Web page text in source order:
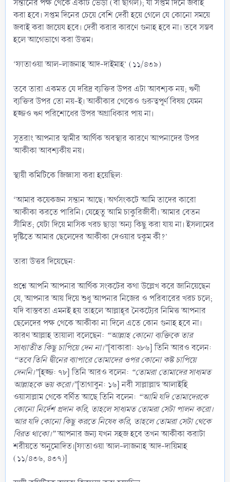
সন্তানের পক্ষ থেকে একটি ভেড়া (বা ছাগল); যা সপ্তম দিনে জবাই
করা হবে। সপ্তম দিনের চেয়ে বেশি দেরী হয়ে গেলে যে কোনো সময়ে
জবাই করা জায়েয হবে। দেরী করার কারণে গুনাহ হবে না। তবে সম্ভব
হলে আগেভাগে করা উত্তম।
‘ফাতাওয়া আল-লাজনাহ আদ-দাইমাহ’ (১১/৪৩৯)
তবে তারা একমত যে দরিদ্র ব্যক্তির উপর এটা আবশ্যক নয়; ঋণী
ব্যক্তির উপর তো নয়-ই। আকীকার থেকেও গুরুত্বপূর্ণ বিষয় যেমন
হজ্জও ঋণ পরিশোধের উপর অগ্রাধিকার পায় না।
সুতরাং আপনার স্বামীর আর্থিক অবস্থার কারণে আপনাদের উপর
আকীকা আবশ্যকীয় নয়।
স্থায়ী কমিটিকে জিজ্ঞাসা করা হয়েছিল:
‘আমার কয়েকজন সন্তান আছে। অর্থসংকটে আমি তাদের কারো
আকীকা করতে পারিনি। যেহেতু আমি চাকুরিজীবী। আমার বেতন
সীমিত; যেটা দিয়ে মাসিক খরচ ছাড়া অন্য কিছু করা যায় না। ইসলামের
দৃষ্টিতে আমার ছেলেদের আকীকা দেওয়ার হুকুম কী?’
তারা উত্তর দিয়েছেন:
প্রশ্নে আপনি আপনার আর্থিক সংকটের কথা উল্লেখ করে জানিয়েছেন
যে, আপনার আয় দিয়ে শুধু আপনার নিজের ও পরিবারের খরচ চলে;
যদি বাস্তবতা এমনই হয় তাহলে আল্লাহ্‌র নৈকট্যের নিমিত্ত আপনার
ছেলেদের পক্ষ থেকে আকীকা না দিলে এতে কোন গুনাহ হবে না।
কারণ আল্লাহ তায়ালা বলেছেন: “আল্লাহ কোনো ব্যক্তিকে তার
সাধ্যাতীত কিছু চাপিয়ে দেন না।”[বাকারা: ২৮৬] তিনি আরও বলেন:
“তবে তিনি দ্বীনের ব্যাপারে তোমাদের ওপর কোনো কষ্ট চাপিয়ে
দেননি।”[হজ্জ: ৭৮] তিনি আরও বলেন: “তোমরা তোমাদের সাধ্যমত
আল্লাহকে ভয় করো।”[তাগাবুন: ১৬] নবী সাল্লাল্লাহু আলাইহি
ওয়াসাল্লাম থেকে বর্ণিত আছে তিনি বলেন: “আমি যদি তোমাদেরকে
কোনো নির্দেশ প্রদান করি, তাহলে সাধ্যমত তোমরা সেটা পালন করো।
আর যদি কোনো কিছু করতে নিষেধ করি, তাহলে তোমরা সেটা থেকে
বিরত থাকো।”আপনার জন্য যখন সহজ হবে তখন আকীকা করাটা
শরীয়তে অনুমোদিত।[ফাতাওয়া আল-লাজনাহ আদ-দায়িমাহ
(১১/৪৩৬, ৪৩৭)]